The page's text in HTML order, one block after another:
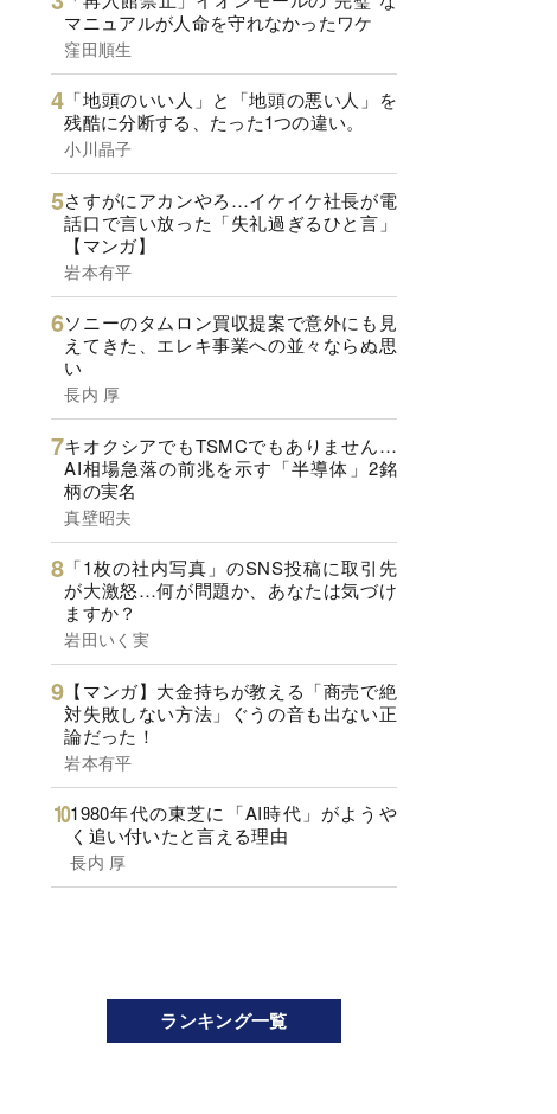
マニュアルが人命を守れなかったワケ
窪田順生
「地頭のいい人」と「地頭の悪い人」を
残酷に分断する、たった1つの違い。
小川晶子
さすがにアカンやろ…イケイケ社長が電
話口で言い放った「失礼過ぎるひと言」
【マンガ】
岩本有平
ソニーのタムロン買収提案で意外にも見
えてきた、エレキ事業への並々ならぬ思
い
長内 厚
キオクシアでもTSMCでもありません…
AI相場急落の前兆を示す「半導体」2銘
柄の実名
真壁昭夫
「1枚の社内写真」のSNS投稿に取引先
が大激怒…何が問題か、あなたは気づけ
ますか？
岩田いく実
【マンガ】大金持ちが教える「商売で絶
対失敗しない方法」ぐうの音も出ない正
論だった！
岩本有平
1980年代の東芝に「AI時代」がようや
く追い付いたと言える理由
長内 厚
ランキング一覧